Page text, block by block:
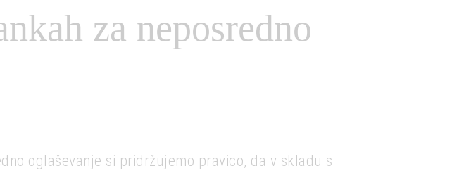
za neposredno
oglaševanje si pridržujemo pravico, da v skladu s